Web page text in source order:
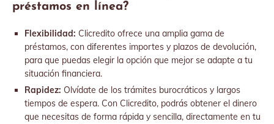
préstamos en línea?
Flexibilidad: Clicredito ofrece una amplia gama de
préstamos, con diferentes importes y plazos de devolución,
para que puedas elegir la opción que mejor se adapte a tu
situación financiera.
Rapidez: Olvídate de los trámites burocráticos y largos
tiempos de espera. Con Clicredito, podrás obtener el dinero
que necesitas de forma rápida y sencilla, directamente en tu